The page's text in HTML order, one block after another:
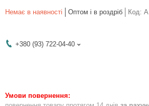
Немає в наявності Оптом і в роздріб Код:
+380 (93) 722-04-40